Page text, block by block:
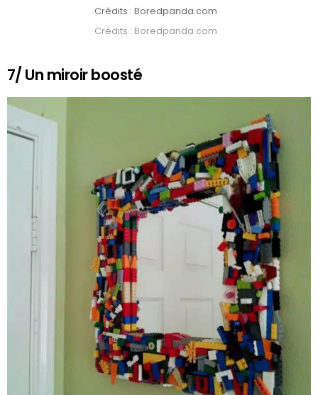
Crédits : Boredpanda.com
Crédits : Boredpanda.com
7/ Un miroir boosté